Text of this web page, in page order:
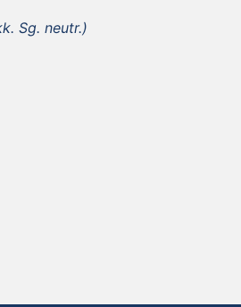
Sg. neutr.)